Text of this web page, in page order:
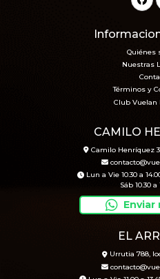
Quiénes
Nuestras
Términos y
Club Vuelan
CAMILO
Camilo Henríquez
Lun a Vie 10.30 a
Sáb 10.30
Enviar
EL
Urrutia 788,